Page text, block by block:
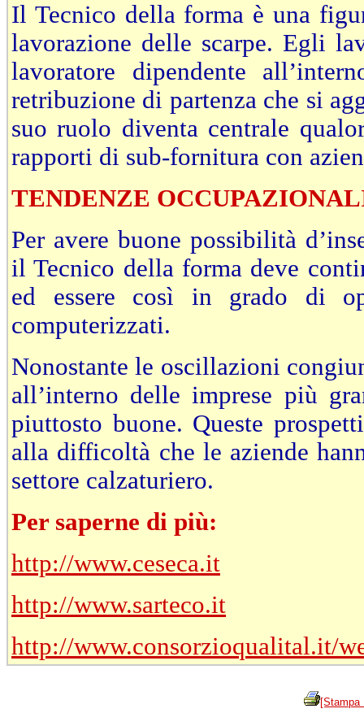
Il Tecnico della forma è una
lavorazione delle scarpe. Egli
lavoratore dipendente
retribuzione di partenza che si
suo ruolo diventa centrale
rapporti di sub-fornitura con
TENDENZE
Per avere buone possibilità
il Tecnico della forma deve
ed essere così in grado di
computerizzati.
Nonostante le oscillazioni
all’interno delle imprese più
piuttosto buone. Queste
alla difficoltà che le aziende
settore calzaturiero.
Per saperne di più:
http://www.ceseca.it
http://www.sarteco.it
http://www.consorzioqualital.it/
[Stampa